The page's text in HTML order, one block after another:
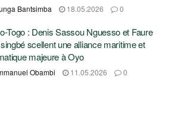
Bantsimba 18.05.2026 0
Togo : Denis Sassou Nguesso et Faure
scellent une alliance maritime et
majeure à Oyo
Obambi 11.05.2026 0